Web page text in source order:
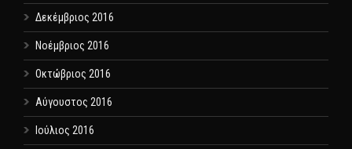
Δεκέμβριος 2016
Νοέμβριος 2016
Οκτώβριος 2016
Αύγουστος 2016
Ιούλιος 2016